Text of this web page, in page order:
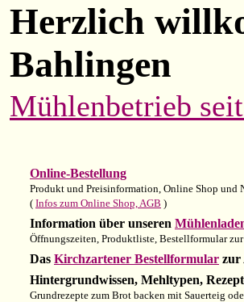
Herzlich
Bahlingen
Mühlenbetrieb
Online-Bestellung
Produkt und Preisinformation, Online Shop und
( Infos zum Online Shop, AGB )
Information über unseren
Öffnungszeiten, Produktliste, Bestellformular
Das Kirchzartener Bestellformular zur
Hintergrundwissen, Mehltypen,
Grundrezepte zum Brot backen mit Sauerteig